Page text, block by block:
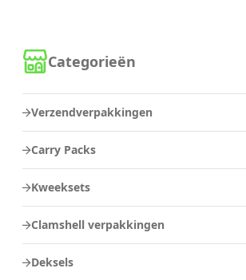
Categorieën
Verzendverpakkingen
Carry Packs
Kweeksets
Clamshell verpakkingen
Deksels